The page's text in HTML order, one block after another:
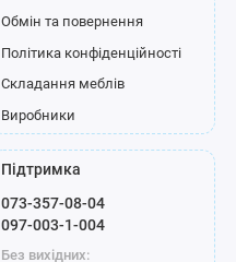
Обмін та повернення
Політика конфіденційності
Складання меблів
Виробники
Підтримка
073-357-08-04
097-003-1-004
Без вихідних: